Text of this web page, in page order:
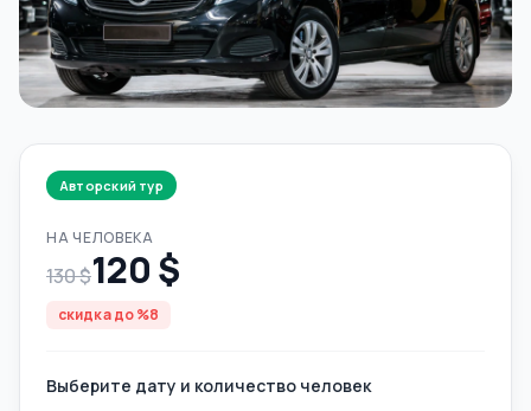
Авторский тур
НА ЧЕЛОВЕКА
130 $120 $
скидка до %8
Выберите дату и количество человек